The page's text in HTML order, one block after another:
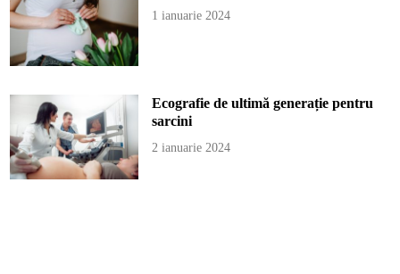
1 ianuarie 2024
Ecografie de ultimă generație pentru
sarcini
2 ianuarie 2024